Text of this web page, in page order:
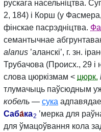
рускага насельніцтва.
2, 184) і Корш (у
фінскае пасрэдніцтва.
семантычнае
alanus ’аланскі’, г. зн.
Трубачова (Происх., 29 і
слова цюркізмам < цюрк.
тлумачыць паўсюдным
кобель — сука адпавядае
Саба́ка2 ’мерка для
для ўмацоўвання кола